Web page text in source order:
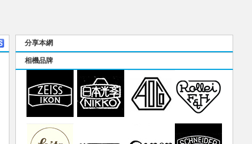
分享本網
相機品牌